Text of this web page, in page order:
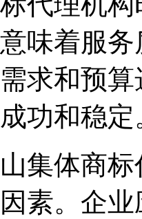
味着服
求和预
功和稳定
集体商
素。企